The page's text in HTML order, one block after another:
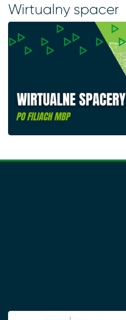
Wirtualny spacer